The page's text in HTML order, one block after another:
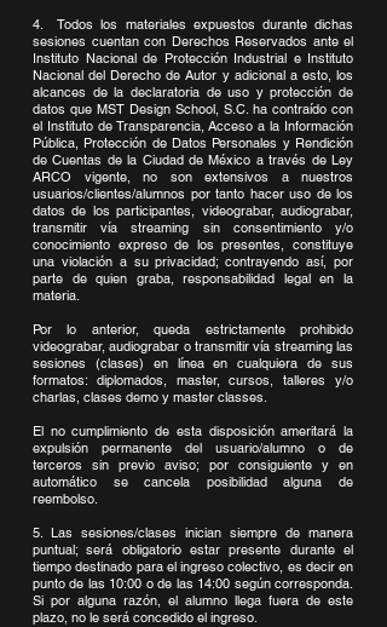
4. Todos los materiales expuestos durante dichas
sesiones cuentan con Derechos Reservados ante el
Instituto Nacional de Protección Industrial e Instituto
Nacional del Derecho de Autor y adicional a esto, los
alcances de la declaratoria de uso y protección de
datos que MST Design School, S.C. ha contraído con
el Instituto de Transparencia, Acceso a la Información
Pública, Protección de Datos Personales y Rendición
de Cuentas de la Ciudad de México a través de Ley
ARCO vigente, no son extensivos a nuestros
usuarios/clientes/alumnos por tanto hacer uso de los
datos de los participantes, videograbar, audiograbar,
transmitir vía streaming sin consentimiento y/o
conocimiento expreso de los presentes, constituye
una violación a su privacidad; contrayendo así, por
parte de quien graba, responsabilidad legal en la
materia.
Por lo anterior, queda estrictamente prohibido
videograbar, audiograbar o transmitir vía streaming las
sesiones (clases) en línea en cualquiera de sus
formatos: diplomados, master, cursos, talleres y/o
charlas, clases demo y master classes.
El no cumplimiento de esta disposición ameritará la
expulsión permanente del usuario/alumno o de
terceros sin previo aviso; por consiguiente y en
automático se cancela posibilidad alguna de
reembolso.
5. Las sesiones/clases inician siempre de manera
puntual; será obligatorio estar presente durante el
tiempo destinado para el ingreso colectivo, es decir en
punto de las 10:00 o de las 14:00 según corresponda.
Si por alguna razón, el alumno llega fuera de este
plazo, no le será concedido el ingreso.